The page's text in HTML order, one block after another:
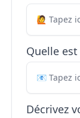
Quelle
Décrivez